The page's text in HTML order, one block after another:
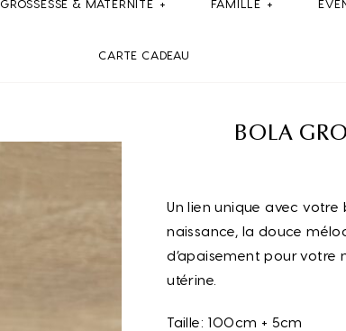
GROSSESSE & MATERNITE FAMILLE
CARTE CADEAU
BOLA
Un lien unique avec votre
naissance, la douce
d’apaisement pour votre
utérine.
Taille: 100cm + 5cm